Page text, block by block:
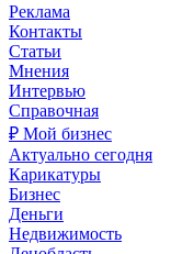
Реклама
Контакты
Статьи
Мнения
Интервью
Справочная
₽ Мой бизнес
Актуально сегодня
Карикатуры
Бизнес
Деньги
Недвижимость